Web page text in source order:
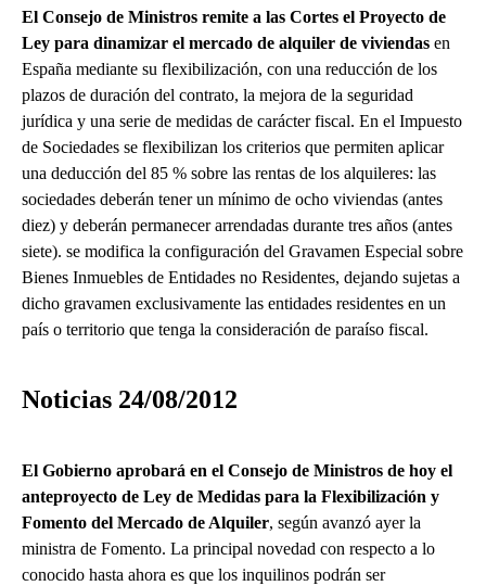
El Consejo de Ministros remite a las Cortes el Proyecto de
Ley para dinamizar el mercado de alquiler de viviendas en
España mediante su flexibilización, con una reducción de los
plazos de duración del contrato, la mejora de la seguridad
jurídica y una serie de medidas de carácter fiscal. En el Impuesto
de Sociedades se flexibilizan los criterios que permiten aplicar
una deducción del 85 % sobre las rentas de los alquileres: las
sociedades deberán tener un mínimo de ocho viviendas (antes
diez) y deberán permanecer arrendadas durante tres años (antes
siete). se modifica la configuración del Gravamen Especial sobre
Bienes Inmuebles de Entidades no Residentes, dejando sujetas a
dicho gravamen exclusivamente las entidades residentes en un
país o territorio que tenga la consideración de paraíso fiscal.
Noticias 24/08/2012
El Gobierno aprobará en el Consejo de Ministros de hoy el
anteproyecto de Ley de Medidas para la Flexibilización y
Fomento del Mercado de Alquiler, según avanzó ayer la
ministra de Fomento. La principal novedad con respecto a lo
conocido hasta ahora es que los inquilinos podrán ser